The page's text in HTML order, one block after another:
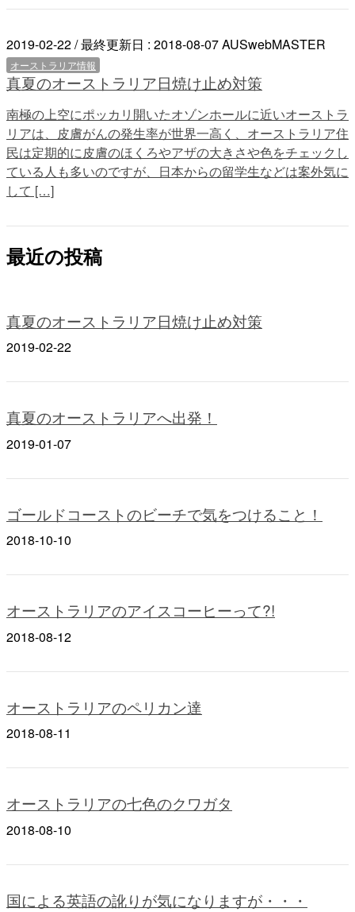
2019-02-22/ 最終更新日 : 2018-08-07AUSwebMASTER
オーストラリア情報
真夏のオーストラリア日焼け止め対策
南極の上空にポッカリ開いたオゾンホールに近いオーストラ
リアは、皮膚がんの発生率が世界一高く、オーストラリア住
民は定期的に皮膚のほくろやアザの大きさや色をチェックし
ている人も多いのですが、日本からの留学生などは案外気に
して […]
最近の投稿
真夏のオーストラリア日焼け止め対策
2019-02-22
真夏のオーストラリアへ出発！
2019-01-07
ゴールドコーストのビーチで気をつけること！
2018-10-10
オーストラリアのアイスコーヒーって?!
2018-08-12
オーストラリアのペリカン達
2018-08-11
オーストラリアの七色のクワガタ
2018-08-10
国による英語の訛りが気になりますが・・・